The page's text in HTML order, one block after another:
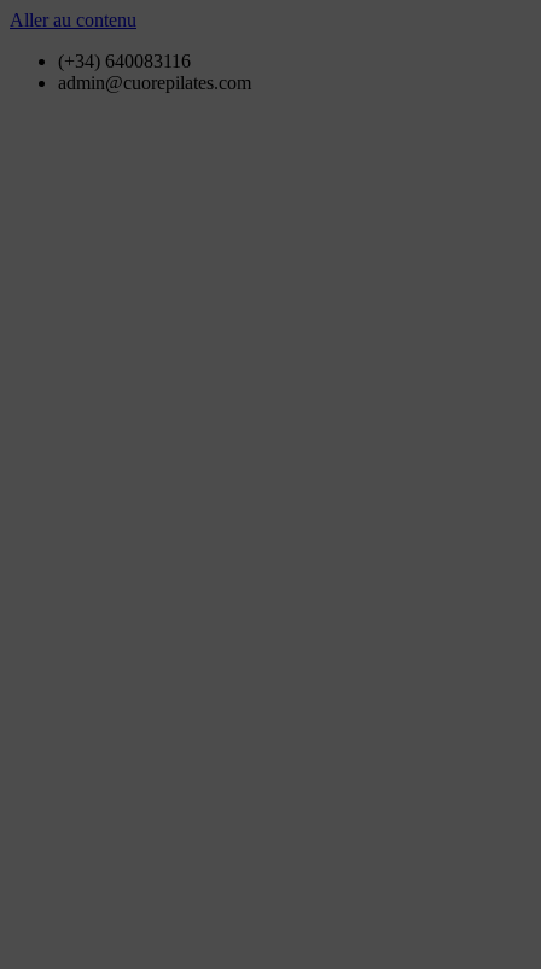
Aller au contenu
(+34) 640083116
admin@cuorepilates.com